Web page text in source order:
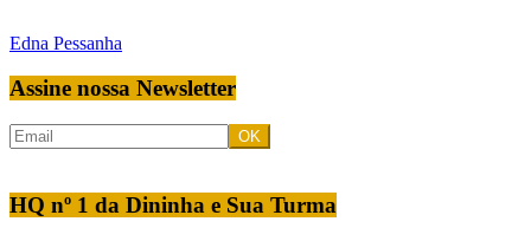
Edna Pessanha
Assine nossa Newsletter
HQ nº 1 da Dininha e Sua Turma